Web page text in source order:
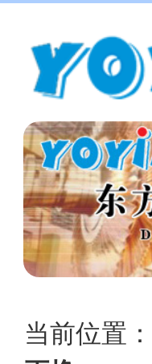
当前位置：